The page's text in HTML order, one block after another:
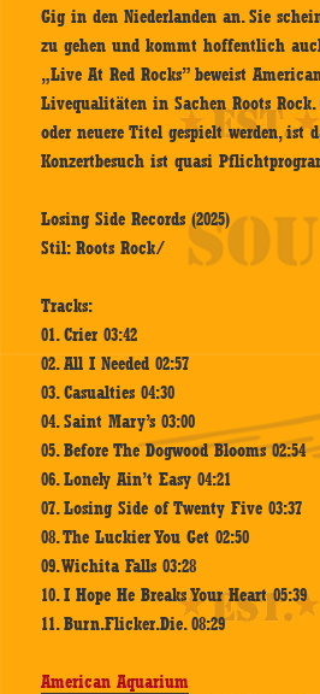
Gig in den Niederlanden an. Sie
zu gehen und kommt hoffentlich
„Live At Red Rocks” beweist
Livequalitäten in Sachen Roots
oder neuere Titel gespielt werden, ist
Konzertbesuch ist quasi
Losing Side Records (2025)
Stil: Roots Rock/
Tracks:
01. Crier 03:42
02. All I Needed 02:57
03. Casualties 04:30
04. Saint Mary’s 03:00
05. Before The Dogwood Blooms 02:54
06. Lonely Ain’t Easy 04:21
07. Losing Side of Twenty Five 03:37
08. The Luckier You Get 02:50
09. Wichita Falls 03:28
10. I Hope He Breaks Your Heart 05:39
11. Burn.Flicker.Die. 08:29
American Aquarium